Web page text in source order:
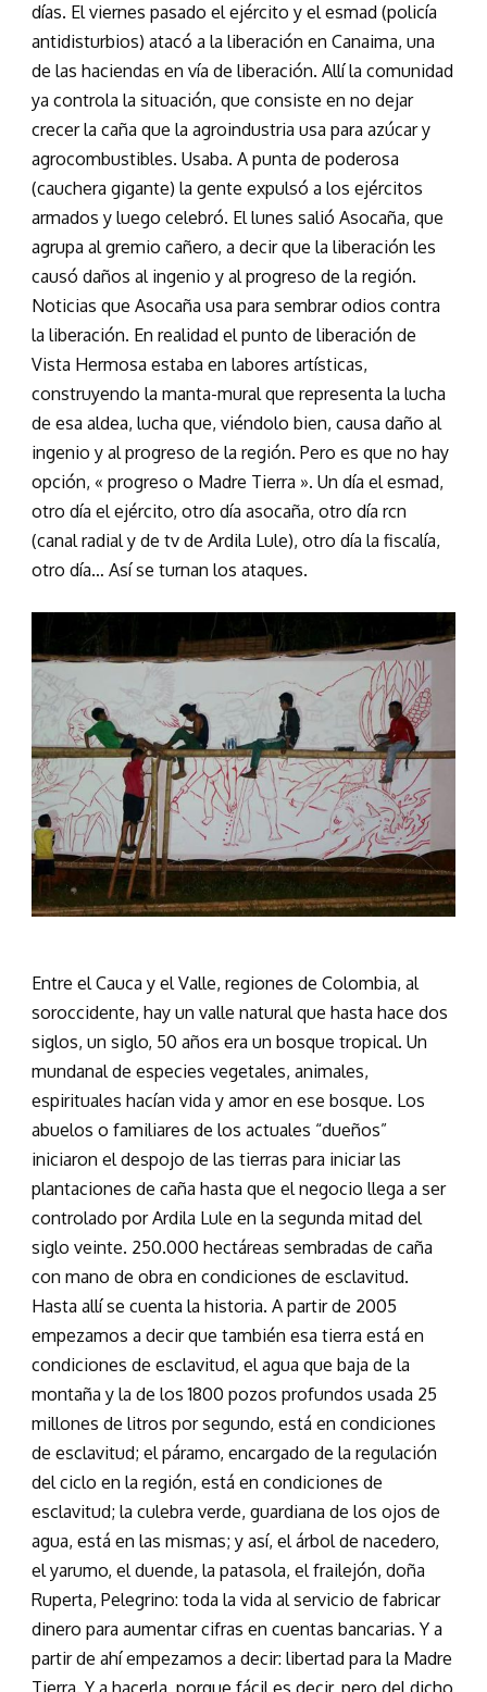
días. El viernes pasado el ejército y el esmad (policía
antidisturbios) atacó a la liberación en Canaima, una
de las haciendas en vía de liberación. Allí la comunidad
ya controla la situación, que consiste en no dejar
crecer la caña que la agroindustria usa para azúcar y
agrocombustibles. Usaba. A punta de poderosa
(cauchera gigante) la gente expulsó a los ejércitos
armados y luego celebró. El lunes salió Asocaña, que
agrupa al gremio cañero, a decir que la liberación les
causó daños al ingenio y al progreso de la región.
Noticias que Asocaña usa para sembrar odios contra
la liberación. En realidad el punto de liberación de
Vista Hermosa estaba en labores artísticas,
construyendo la manta-mural que representa la lucha
de esa aldea, lucha que, viéndolo bien, causa daño al
ingenio y al progreso de la región. Pero es que no hay
opción, « progreso o Madre Tierra ». Un día el esmad,
otro día el ejército, otro día asocaña, otro día rcn
(canal radial y de tv de Ardila Lule), otro día la fiscalía,
otro día… Así se turnan los ataques.
Entre el Cauca y el Valle, regiones de Colombia, al
soroccidente, hay un valle natural que hasta hace dos
siglos, un siglo, 50 años era un bosque tropical. Un
mundanal de especies vegetales, animales,
espirituales hacían vida y amor en ese bosque. Los
abuelos o familiares de los actuales “dueños”
iniciaron el despojo de las tierras para iniciar las
plantaciones de caña hasta que el negocio llega a ser
controlado por Ardila Lule en la segunda mitad del
siglo veinte. 250.000 hectáreas sembradas de caña
con mano de obra en condiciones de esclavitud.
Hasta allí se cuenta la historia. A partir de 2005
empezamos a decir que también esa tierra está en
condiciones de esclavitud, el agua que baja de la
montaña y la de los 1800 pozos profundos usada 25
millones de litros por segundo, está en condiciones
de esclavitud; el páramo, encargado de la regulación
del ciclo en la región, está en condiciones de
esclavitud; la culebra verde, guardiana de los ojos de
agua, está en las mismas; y así, el árbol de nacedero,
el yarumo, el duende, la patasola, el frailejón, doña
Ruperta, Pelegrino: toda la vida al servicio de fabricar
dinero para aumentar cifras en cuentas bancarias. Y a
partir de ahí empezamos a decir: libertad para la Madre
Tierra. Y a hacerla, porque fácil es decir, pero del dicho